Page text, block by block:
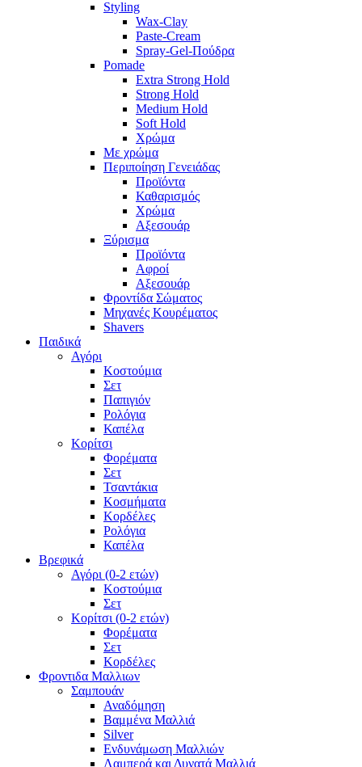
Styling
Wax-Clay
Paste-Cream
Spray-Gel-Πούδρα
Pomade
Extra Strong Hold
Strong Hold
Medium Hold
Soft Hold
Χρώμα
Με χρώμα
Περιποίηση Γενειάδας
Προϊόντα
Καθαρισμός
Χρώμα
Αξεσουάρ
Ξύρισμα
Προϊόντα
Αφροί
Αξεσουάρ
Φροντίδα Σώματος
Μηχανές Κουρέματος
Shavers
Παιδικά
Αγόρι
Κοστούμια
Σετ
Παπιγιόν
Ρολόγια
Καπέλα
Κορίτσι
Φορέματα
Σετ
Τσαντάκια
Κοσμήματα
Κορδέλες
Ρολόγια
Καπέλα
Βρεφικά
Αγόρι (0-2 ετών)
Κοστούμια
Σετ
Κορίτσι (0-2 ετών)
Φορέματα
Σετ
Κορδέλες
Φροντιδα Μαλλιων
Σαμπουάν
Αναδόμηση
Βαμμένα Μαλλιά
Silver
Ενδυνάμωση Μαλλιών
Λαμπερά και Δυνατά Μαλλιά